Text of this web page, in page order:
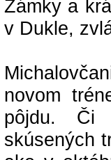
Zámky a
v Dukle,
novom
pôjdu. Či
skúsených